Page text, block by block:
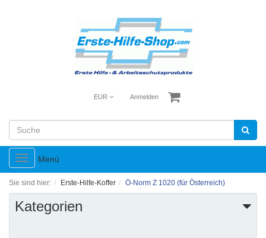
EUR Anmelden
Toggle
navigation
Menü
Sie sind hier: Erste-Hilfe-Koffer Ö-Norm Z 1020 (für Österreich)
Kategorien